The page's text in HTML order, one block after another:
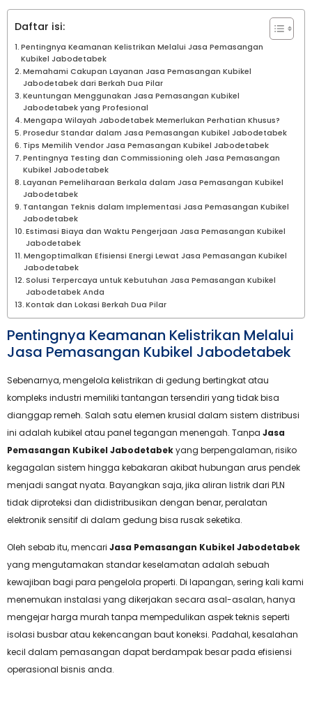
Daftar isi:
Pentingnya Keamanan Kelistrikan Melalui Jasa Pemasangan
Kubikel Jabodetabek
Memahami Cakupan Layanan Jasa Pemasangan Kubikel
Jabodetabek dari Berkah Dua Pilar
Keuntungan Menggunakan Jasa Pemasangan Kubikel
Jabodetabek yang Profesional
Mengapa Wilayah Jabodetabek Memerlukan Perhatian Khusus?
Prosedur Standar dalam Jasa Pemasangan Kubikel Jabodetabek
Tips Memilih Vendor Jasa Pemasangan Kubikel Jabodetabek
Pentingnya Testing dan Commissioning oleh Jasa Pemasangan
Kubikel Jabodetabek
Layanan Pemeliharaan Berkala dalam Jasa Pemasangan Kubikel
Jabodetabek
Tantangan Teknis dalam Implementasi Jasa Pemasangan Kubikel
Jabodetabek
Estimasi Biaya dan Waktu Pengerjaan Jasa Pemasangan Kubikel
Jabodetabek
Mengoptimalkan Efisiensi Energi Lewat Jasa Pemasangan Kubikel
Jabodetabek
Solusi Terpercaya untuk Kebutuhan Jasa Pemasangan Kubikel
Jabodetabek Anda
Kontak dan Lokasi Berkah Dua Pilar
Pentingnya Keamanan Kelistrikan Melalui
Jasa Pemasangan Kubikel Jabodetabek
Sebenarnya, mengelola kelistrikan di gedung bertingkat atau
kompleks industri memiliki tantangan tersendiri yang tidak bisa
dianggap remeh. Salah satu elemen krusial dalam sistem distribusi
ini adalah kubikel atau panel tegangan menengah. Tanpa Jasa
Pemasangan Kubikel Jabodetabekyang berpengalaman, risiko
kegagalan sistem hingga kebakaran akibat hubungan arus pendek
menjadi sangat nyata. Bayangkan saja, jika aliran listrik dari PLN
tidak diproteksi dan didistribusikan dengan benar, peralatan
elektronik sensitif di dalam gedung bisa rusak seketika.
Oleh sebab itu, mencari Jasa Pemasangan Kubikel Jabodetabek
yang mengutamakan standar keselamatan adalah sebuah
kewajiban bagi para pengelola properti. Di lapangan, sering kali kami
menemukan instalasi yang dikerjakan secara asal-asalan, hanya
mengejar harga murah tanpa mempedulikan aspek teknis seperti
isolasi busbar atau kekencangan baut koneksi. Padahal, kesalahan
kecil dalam pemasangan dapat berdampak besar pada efisiensi
operasional bisnis anda.